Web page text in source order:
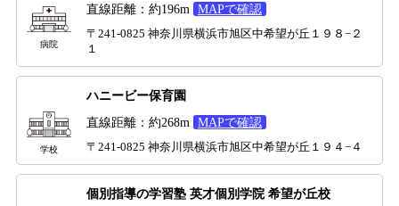
病院
直線距離：約196m
MAPで確認
〒241-0825 神奈川県横浜市旭区中希望が丘１９８−２
１
学校
ハニービー保育園
直線距離：約268m
MAPで確認
〒241-0825 神奈川県横浜市旭区中希望が丘１９４−４
個別指導の学習塾 英才個別学院 希望が丘校